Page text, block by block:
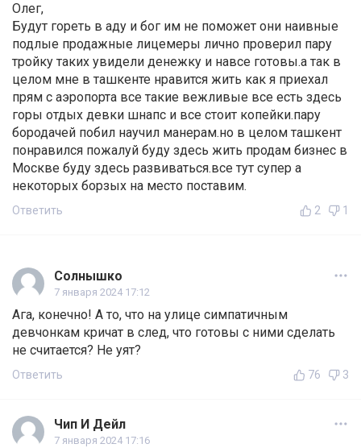
Олег,
Будут гореть в аду и бог им не поможет они наивные
подлые продажные лицемеры лично проверил пару
тройку таких увидели денежку и навсе готовы.а так в
целом мне в ташкенте нравится жить как я приехал
прям с аэропорта все такие вежливые все есть здесь
горы отдых девки шнапс и все стоит копейки.пару
бородачей побил научил манерам.но в целом ташкент
понравился пожалуй буду здесь жить продам бизнес в
Москве буду здесь развиваться.все тут супер а
некоторых борзых на место поставим.
Ответить 2 1
Солнышко
7 января 2024 17:12
Ага, конечно! А то, что на улице симпатичным
девчонкам кричат в след, что готовы с ними сделать
не считается? Не уят?
Ответить 76 3
Чип И Дейл
7 января 2024 17:16